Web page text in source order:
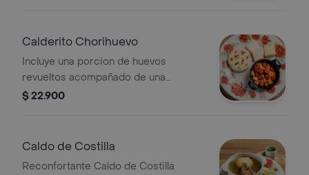
Calderito Chorihuevo
Incluye una porcion de huevos
revueltos acompañado de una
porcion de chorizo picado, arepa,
$ 22.900
Caldo de Costilla
Reconfortante Caldo de Costilla